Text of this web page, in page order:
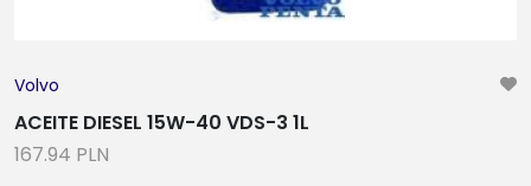
Volvo
ACEITE DIESEL 15W-40 VDS-3 1L
167.94 PLN